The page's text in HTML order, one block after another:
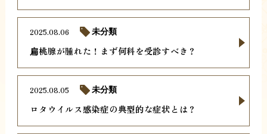
扁桃腺が腫れた！まず何科を受診すべき？
2025.08.06 未分類
ロタウイルス感染症の典型的な症状とは？
2025.08.05 未分類